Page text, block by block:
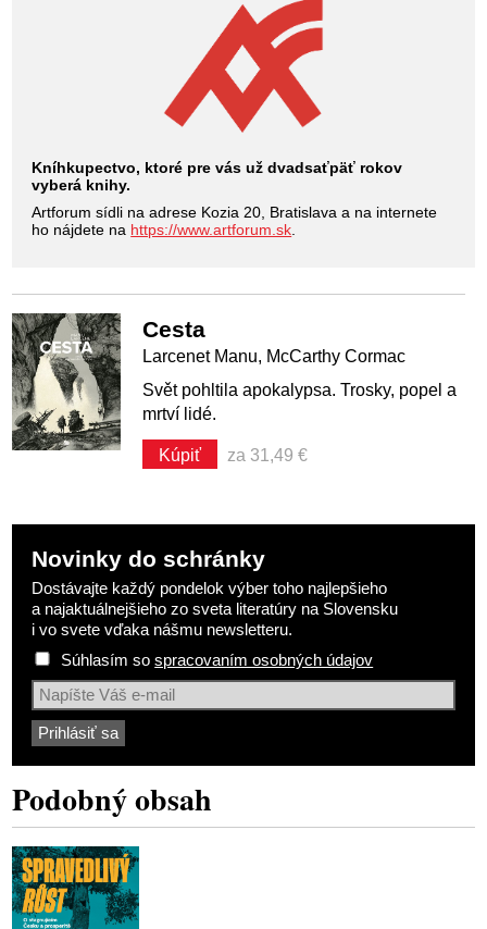
Kníhkupectvo, ktoré pre vás už dvadsaťpäť rokov
vyberá knihy.
Artforum sídli na adrese Kozia 20, Bratislava a na internete
ho nájdete na https://www.artforum.sk
Cesta
Larcenet Manu, McCarthy Cormac
Svět pohltila apokalypsa. Trosky, popel a
mrtví lidé.
Kúpiť za 31,49 €
Novinky do schránky
Dostávajte každý pondelok výber toho najlepšieho
a najaktuálnejšieho zo sveta literatúry na Slovensku
i vo svete vďaka nášmu newsletteru.
Súhlasím sospracovaním osobných údajov
Podobný obsah